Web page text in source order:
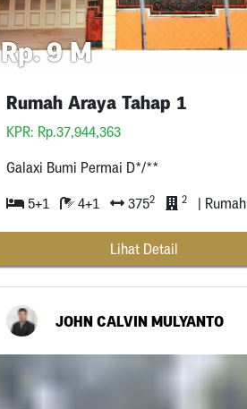
Rp. 9 M
Rumah Araya Tahap 1
KPR: Rp.37,944,363
Galaxi Bumi Permai D*/**
5+1 4+1 3752 2 | Rumah
Lihat Detail
JOHN CALVIN MULYANTO